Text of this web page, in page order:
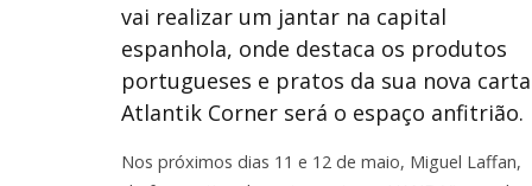
vai realizar um jantar na capital
espanhola, onde destaca os produtos
portugueses e pratos da sua nova
Atlantik Corner será o espaço anfitrião.
Nos próximos dias 11 e 12 de maio, Miguel Laffan,